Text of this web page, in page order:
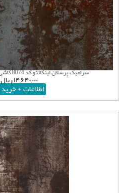
سرامیک پرسلان اینکانتو کد 8074 کاشی مرجان 60*60 Incanto
۱۴,۶۴۰,۰۰۰ریال
اطلاعات + خرید